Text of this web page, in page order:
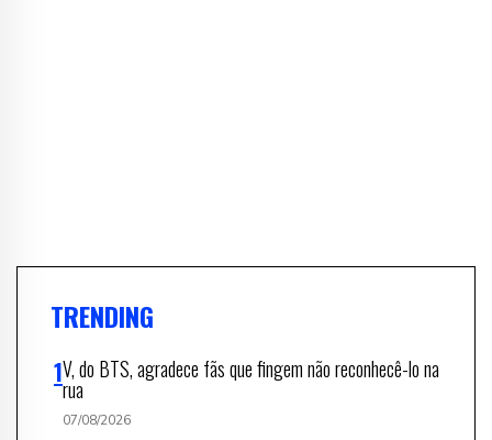
TRENDING
V, do BTS, agradece fãs que fingem não reconhecê-lo na
rua
07/08/2026